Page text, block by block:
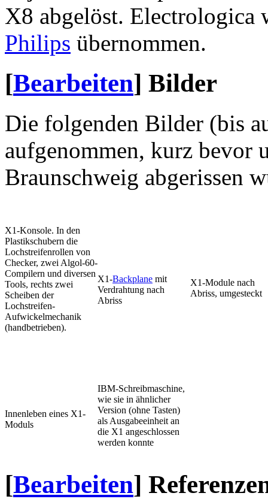
X8 abgelöst. Electrologica
Philips übernommen.
[Bearbeiten] Bilder
Die folgenden Bilder (bis
aufgenommen, kurz bevor
Braunschweig abgerissen
X1-Konsole. In den
Plastikschubern die
Lochstreifenrollen von
Checker, zwei Algol-60-
Compilern und diversen
Tools, rechts zwei
Scheiben der
Lochstreifen-
Aufwickelmechanik
(handbetrieben).
X1-Backplane mit
Verdrahtung nach
Abriss
X1-Module nach
Abriss, umgesteckt
Innenleben eines X1-
Moduls
IBM-Schreibmaschine,
wie sie in ähnlicher
Version (ohne Tasten)
als Ausgabeeinheit an
die X1 angeschlossen
werden konnte
[Bearbeiten]